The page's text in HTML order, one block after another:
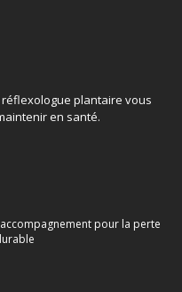
plantaire vous
en santé.
pour la perte